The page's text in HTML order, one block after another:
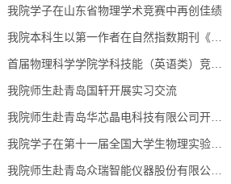
我院学子在山东省物理学术竞赛中再创佳绩
我院本科生以第一作者在自然指数期刊《应用物理快报...
首届物理科学学院学科技能（英语类）竞赛圆满举办
我院师生赴青岛国轩开展实习交流
我院师生赴青岛华芯晶电科技有限公司开展实习交流
我院学子在第十一届全国大学生物理实验竞赛（创新）...
我院师生赴青岛众瑞智能仪器股份有限公司开展实习交流